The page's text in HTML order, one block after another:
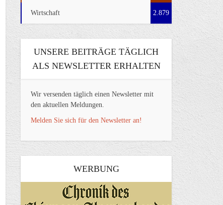
Wirtschaft 2.879
UNSERE BEITRÄGE TÄGLICH
ALS NEWSLETTER ERHALTEN
Wir versenden täglich einen Newsletter mit
den aktuellen Meldungen.
Melden Sie sich für den Newsletter an!
WERBUNG